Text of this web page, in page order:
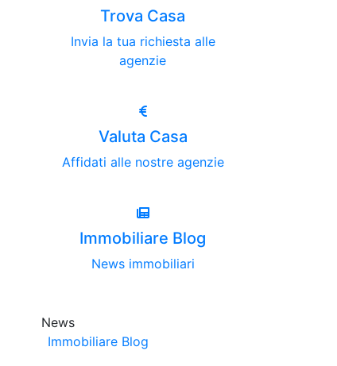
Trova Casa
Invia la tua richiesta alle
agenzie
Valuta Casa
Affidati alle nostre agenzie
Immobiliare Blog
News immobiliari
News
Immobiliare Blog